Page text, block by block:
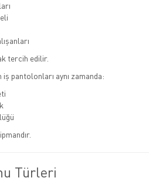
tercih edilir.
pantolonları aynı zamanda:
Türleri